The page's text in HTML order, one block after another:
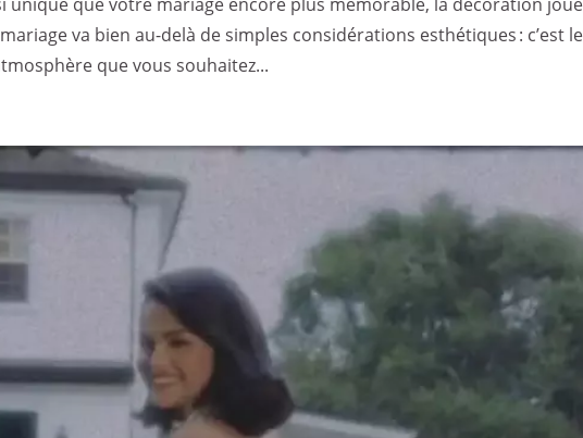
unique que votre mariage encore plus mémorable, la décoration
va bien au-delà de simples considérations esthétiques : c’est
que vous souhaitez...